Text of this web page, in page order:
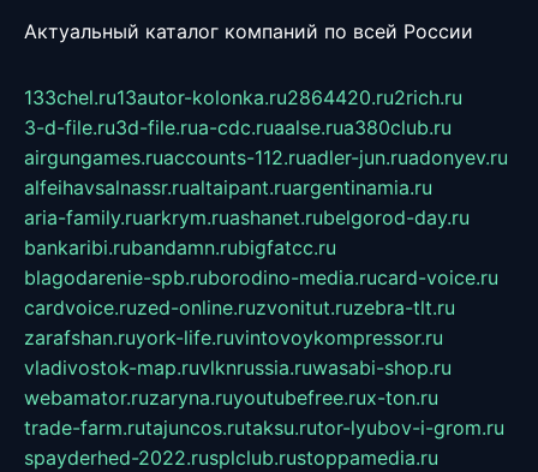
Актуальный каталог компаний по всей России
133chel.ru13autor-kolonka.ru2864420.ru2rich.ru
3-d-file.ru3d-file.rua-cdc.ruaalse.rua380club.ru
airgungames.ruaccounts-112.ruadler-jun.ruadonyev.ru
alfeihavsalnassr.rualtaipant.ruargentinamia.ru
aria-family.ruarkrym.ruashanet.rubelgorod-day.ru
bankaribi.rubandamn.rubigfatcc.ru
blagodarenie-spb.ruborodino-media.rucard-voice.ru
cardvoice.ruzed-online.ruzvonitut.ruzebra-tlt.ru
zarafshan.ruyork-life.ruvintovoykompressor.ru
vladivostok-map.ruvlknrussia.ruwasabi-shop.ru
webamator.ruzaryna.ruyoutubefree.rux-ton.ru
trade-farm.rutajuncos.rutaksu.rutor-lyubov-i-grom.ru
spayderhed-2022.rusplclub.rustoppamedia.ru